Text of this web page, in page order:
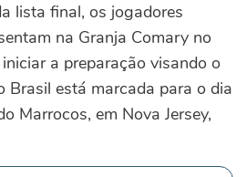
lista final, os jogadores
na Granja Comary no
a preparação visando o
Brasil está marcada para o dia
Marrocos, em Nova Jersey,